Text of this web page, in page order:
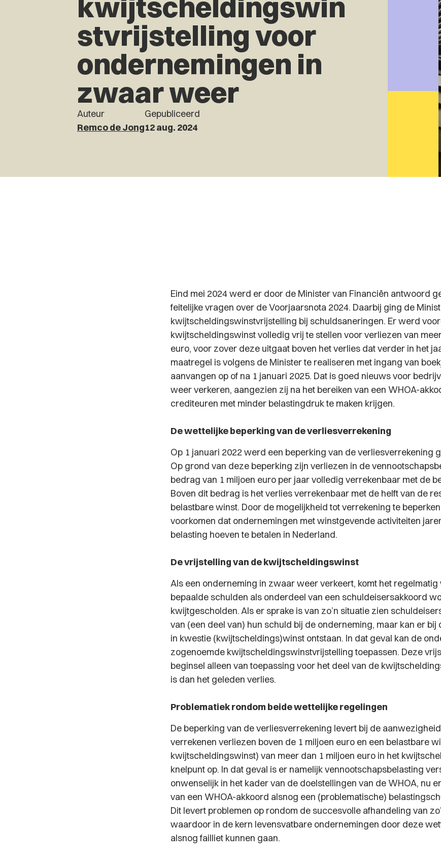
stvrijstelling voor
ondernemingen in
zwaar weer
Auteur
Remco de Jong
Gepubliceerd
12 aug. 2024
Eind mei 2024 werd er door de Minister van Financiën antwoord
feitelijke vragen over de Voorjaarsnota 2024. Daarbij ging de
kwijtscheldingswinstvrijstelling bij schuldsaneringen. Er werd
kwijtscheldingswinst volledig vrij te stellen voor verliezen van
euro, voor zover deze uitgaat boven het verlies dat verder in het
maatregel is volgens de Minister te realiseren met ingang van
aanvangen op of na 1 januari 2025. Dat is goed nieuws voor
weer verkeren, aangezien zij na het bereiken van een WHOA-
crediteuren met minder belastingdruk te maken krijgen.
De wettelijke beperking van de verliesverrekening
Op 1 januari 2022 werd een beperking van de verliesverrekening
Op grond van deze beperking zijn verliezen in de
bedrag van 1 miljoen euro per jaar volledig verrekenbaar met de
Boven dit bedrag is het verlies verrekenbaar met de helft van de
belastbare winst. Door de mogelijkheid tot verrekening te
voorkomen dat ondernemingen met winstgevende activiteiten
belasting hoeven te betalen in Nederland.
De vrijstelling van de kwijtscheldingswinst
Als een onderneming in zwaar weer verkeert, komt het regelmatig
bepaalde schulden als onderdeel van een schuldeisersakkoord
kwijtgescholden. Als er sprake is van zo’n situatie zien
van (een deel van) hun schuld bij de onderneming, maar kan er bij
in kwestie (kwijtscheldings)winst ontstaan. In dat geval kan de
zogenoemde kwijtscheldingswinstvrijstelling toepassen. Deze
beginsel alleen van toepassing voor het deel van de
is dan het geleden verlies.
Problematiek rondom beide wettelijke regelingen
De beperking van de verliesverrekening levert bij de
verrekenen verliezen boven de 1 miljoen euro en een belastbare
kwijtscheldingswinst) van meer dan 1 miljoen euro in het
knelpunt op. In dat geval is er namelijk vennootschapsbelasting
onwenselijk in het kader van de doelstellingen van de WHOA, nu
van een WHOA-akkoord alsnog een (problematische)
Dit levert problemen op rondom de succesvolle afhandeling van
waardoor in de kern levensvatbare ondernemingen door deze
alsnog failliet kunnen gaan.